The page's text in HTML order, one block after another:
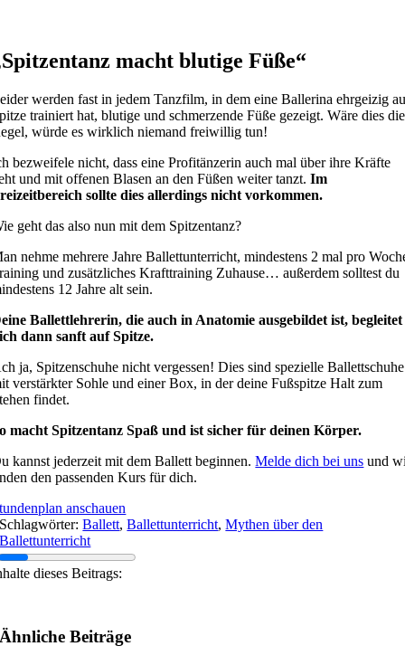
macht blutige Füße“
werden fast in jedem Tanzfilm, in dem eine Ballerina ehrgeizig
trainiert hat, blutige und schmerzende Füße gezeigt. Wäre dies die
würde es wirklich niemand freiwillig tun!
bezweifele nicht, dass eine Profitänzerin auch mal über ihre Kräfte
und mit offenen Blasen an den Füßen weiter tanzt.Im
sollte dies allerdings nicht vorkommen.
geht das also nun mit dem Spitzentanz?
nehme mehrere Jahre Ballettunterricht, mindestens 2 mal pro
und zusätzliches Krafttraining Zuhause… außerdem solltest du
12 Jahre alt sein.
Ballettlehrerin, die auch in Anatomie ausgebildet ist, begleitet
dann sanft auf Spitze.
ja, Spitzenschuhe nicht vergessen! Dies sind spezielle Ballettschuhe
verstärkter Sohle und einer Box, in der deine Fußspitze Halt zum
findet.
macht Spitzentanz Spaß und ist sicher für deinen Körper.
kannst jederzeit mit dem Ballett beginnen.Melde dich bei uns und
den passenden Kurs für dich.
anschauen
Schlagwörter:Ballett,Ballettunterricht,Mythen über den
Ballettunterricht
dieses Beitrags:
Ähnliche Beiträge